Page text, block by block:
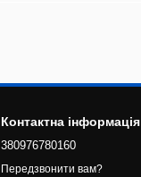
Контактна інформація
380976780160
Передзвонити вам?